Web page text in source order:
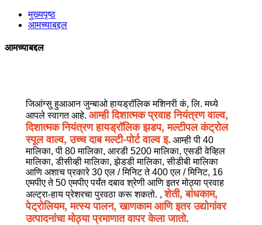
मुख्यपृष्ठ
आमच्याबद्दल
आमच्याबद्दल
जिआंग्सु हुआआन जुन्बाओ हायड्रॉलिक मशिनरी कं, लि. मध्ये
आपले स्वागत आहे. आम्ही दिशात्मक प्रवाह नियंत्रण वाल्व,
दिशात्मक नियंत्रण हायड्रॉलिक झडप, मल्टीपल कंट्रोल
स्पूल वाल्व, उच्च दाब मल्टी-पोर्ट वाल्व इ. आम्ही पी 40
मालिका, पी 80 मालिका, आरडी 5200 मालिका, एसडी वेव्हिल
मालिका, डीसीव्ही मालिका, झेडडी मालिका, सीडीबी मालिका
आणि अशाच प्रकारे 30 एल / मिनिट ते 400 एल / मिनिट, 16
एमपीए ते 50 एमपीए पर्यंत दबाव श्रेणी आणि इतर मोठ्या प्रवाह
अल्ट्रा-हाय प्रेशरचा पुरवठा करू शकतो. ,शेती, बांधकाम,
पेट्रोलियम, मत्स्य पालन, खाणकाम आणि इतर उद्योगांवर
उत्पादनांचा मोठ्या प्रमाणात वापर केला जातो.